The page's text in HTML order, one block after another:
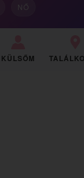
NŐ
KÜLSŐM